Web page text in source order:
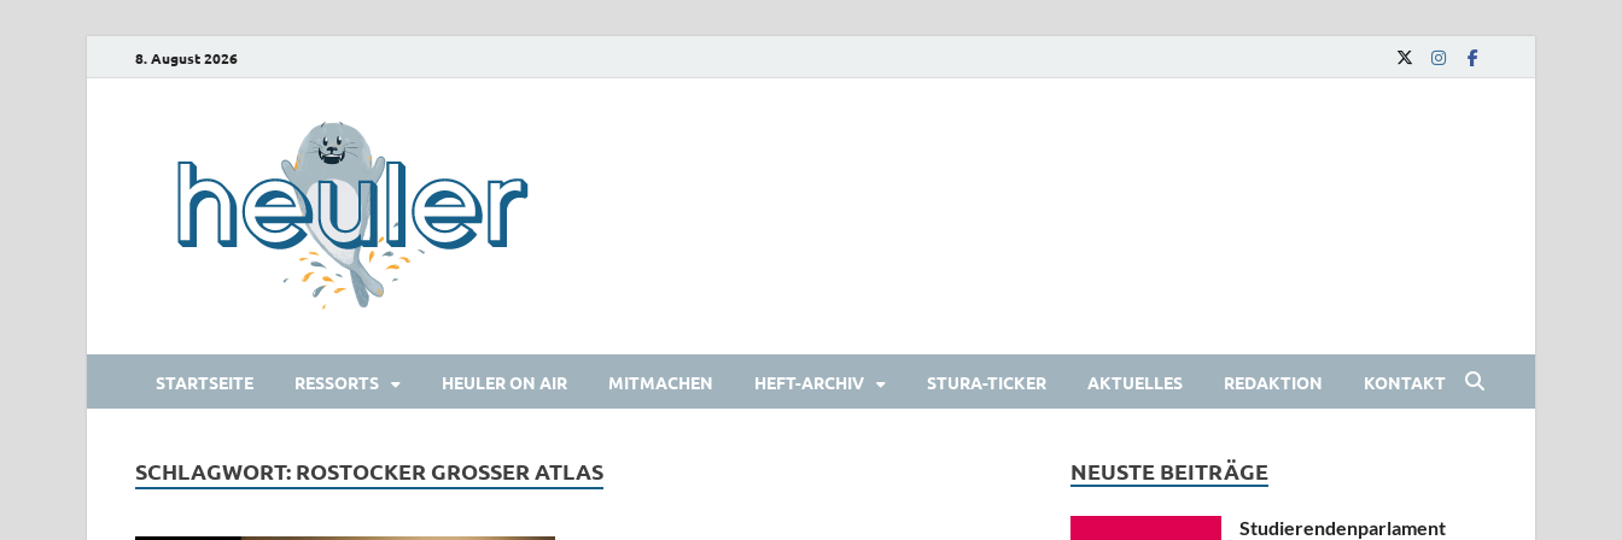
8. August 2026
STARTSEITE RESSORTS HEULER ON AIR MITMACHEN HEFT-ARCHIV STURA-TICKER AKTUELLES REDAKTION KONTAKT
SCHLAGWORT: ROSTOCKER GROSSER ATLAS NEUSTE BEITRÄGE
Studierendenparlament